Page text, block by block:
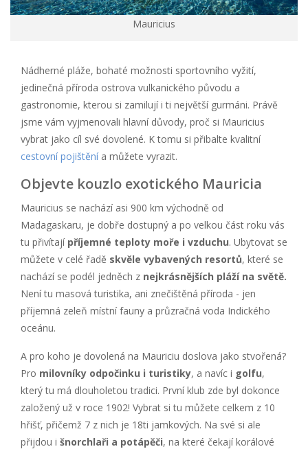
Mauricius
Nádherné pláže, bohaté možnosti sportovního vyžití,
jedinečná příroda ostrova vulkanického původu a
gastronomie, kterou si zamilují i ti největší gurmáni. Právě
jsme vám vyjmenovali hlavní důvody, proč si Mauricius
vybrat jako cíl své dovolené. K tomu si přibalte kvalitní
cestovní pojištěnía můžete vyrazit.
Objevte kouzlo exotického Mauricia
Mauricius se nachází asi 900 km východně od
Madagaskaru, je dobře dostupný a po velkou část roku vás
tu přivítají příjemné teploty moře i vzduchu. Ubytovat se
můžete v celé řadě skvěle vybavených resortů, které se
nachází se podél jedněch z nejkrásnějších pláží na světě.
Není tu masová turistika, ani znečištěná příroda - jen
příjemná zeleň místní fauny a průzračná voda Indického
oceánu.
A pro koho je dovolená na Mauriciu doslova jako stvořená?
Pro milovníky odpočinku i turistiky, a navíc i golfu,
který tu má dlouholetou tradici. První klub zde byl dokonce
založený už v roce 1902! Vybrat si tu můžete celkem z 10
hřišť, přičemž 7 z nich je 18ti jamkových. Na své si ale
přijdou i šnorchlaři a potápěči, na které čekají korálové